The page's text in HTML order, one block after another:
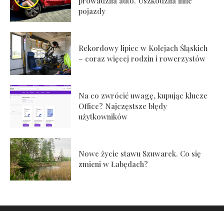
pojazdy
Rekordowy lipiec w Kolejach Śląskich
– coraz więcej rodzin i rowerzystów
Na co zwrócić uwagę, kupując klucze
Office? Najczęstsze błędy
użytkowników
Nowe życie stawu Szuwarek. Co się
zmieni w Łabędach?